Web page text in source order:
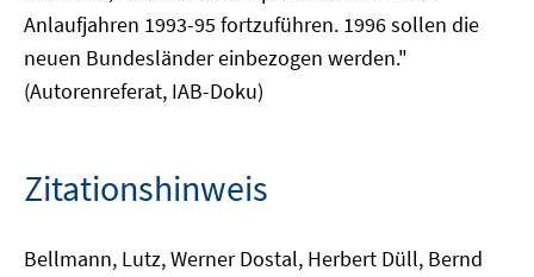
Anlaufjahren 1993-95 fortzuführen. 1996 sollen die
neuen Bundesländer einbezogen werden."
(Autorenreferat, IAB-Doku)
Zitationshinweis
Bellmann, Lutz, Werner Dostal, Herbert Düll, Bernd